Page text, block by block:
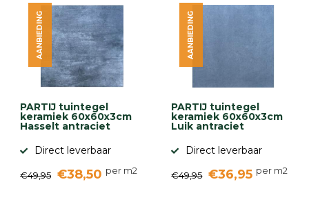
bestrating
Trommelstenen
Wildverband
bestrating
Muurelementen
Straatklinkers
Opsluitbanden
Betonbanden
Palissades
PARTIJ tuintegel
keramiek 60x60x3cm
Hasselt antraciet
Direct leverbaar
€49,95 €38,50 per m2
AANBIEDING
PARTIJ tuintegel
keramiek 60x60x3cm
Luik antraciet
Direct leverbaar
€49,95 €36,95 per m2
AANBIEDING